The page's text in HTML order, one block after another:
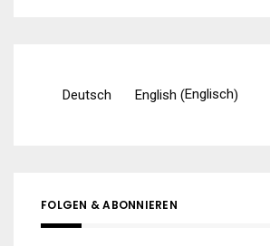
Deutsch English (Englisch)
FOLGEN & ABONNIEREN